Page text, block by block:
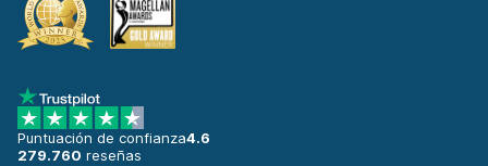
Santander
Santander Aeropuerto
desde 17,51 € al día
Santander Estación de tren
Puntuación de confianza4.6
279.760 reseñas